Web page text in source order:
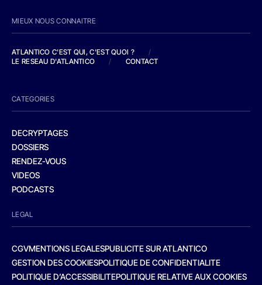
MIEUX NOUS CONNAITRE
ATLANTICO C'EST QUI, C'EST QUOI ?
/
LE RESEAU D'ATLANTICO
/ CONTACT
CATEGORIES
DECRYPTAGES
DOSSIERS
RENDEZ-VOUS
VIDEOS
PODCASTS
LEGAL
CGVMENTIONS LEGALESPUBLICITE SUR ATLANTICO
GESTION DES COOKIESPOLITIQUE DE CONFIDENTIALITE
POLITIQUE D’ACCESSIBILITEPOLITIQUE RELATIVE AUX COOKIES